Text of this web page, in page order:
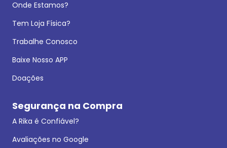
Onde Estamos?
Tem Loja Física?
Trabalhe Conosco
Baixe Nosso APP
Doações
Segurança na Compra
A Rika é Confiável?
Avaliações no Google